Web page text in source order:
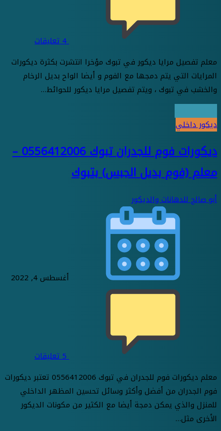
4تعليقات
معلم تفصيل مرايا ديكور في تبوك مؤخرا انتشرت بكثرة ديكورات
المرايات التي يتم دمجها مع الفوم و أيضا الواح بديل الرخام
والخشب في تبوك ، ويتم تفصيل مرايا ديكور للحوائط…
ديكور داخلي
ديكورات فوم للجدران تبوك 0556412006 –
معلم (فوم بديل الجبس) بتبوك
أبو صالح للدهانات والديكور
أغسطس 4, 2022
5تعليقات
معلم ديكورات فوم للجدران في تبوك 0556412006 تعتبر ديكورات
فوم الجدران من أفضل وأكثر وسائل تحسين المظهر الداخلي
للمنزل والذي يمكن دمجة أيضا مع الكثير من مكونات الديكور
الأخرى مثل…